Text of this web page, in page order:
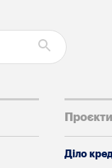
Проєкти
Діло